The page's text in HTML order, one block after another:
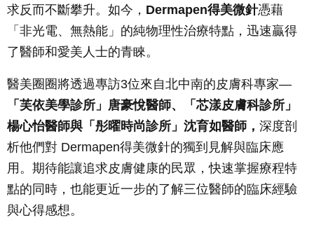
求反而不斷攀升。如今， Dermapen得美微針憑藉
「非光電、無熱能」的純物理性治療特點，迅速贏得
了醫師和愛美人士的青睞。
醫美圈圈將透過專訪3位來自北中南的皮膚科專家—
「芙依美學診所」唐豪悅醫師、「芯漾皮膚科診所」
楊心怡醫師與「彤曜時尚診所」沈育如醫師， 深度剖
析他們對 Dermapen得美微針的獨到見解與臨床應
用。期待能讓追求皮膚健康的民眾，快速掌握療程特
點的同時，也能更近一步的了解三位醫師的臨床經驗
與心得感想。